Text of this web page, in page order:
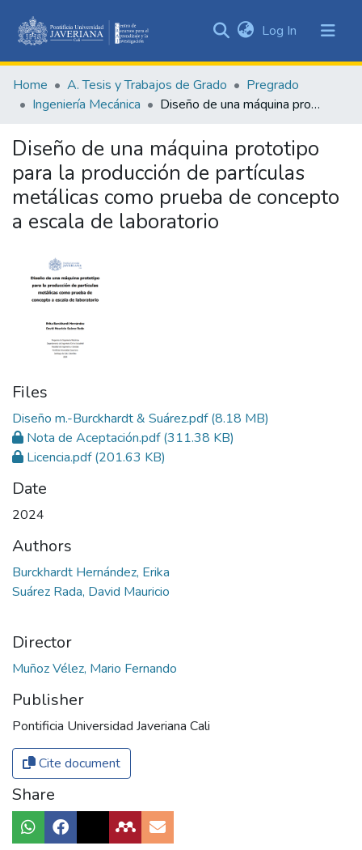
&
Collections
Statistics
Log In (current)
Home A. Tesis y Trabajos de Grado
Pregrado
Ingeniería Mecánica
Diseño de una máquina prototipo para la producción de partículas metálicas como prueba de concepto a escala de laboratorio
Diseño de una máquina prototipo
para la producción de partículas
metálicas como prueba de concepto
a escala de laboratorio
Files
Diseño m.-Burckhardt & Suárez.pdf(8.18 MB)
Nota de Aceptación.pdf(311.38 KB)
Licencia.pdf(201.63 KB)
Date
2024
Authors
Burckhardt Hernández, Erika
Suárez Rada, David Mauricio
Director
Muñoz Vélez, Mario Fernando
Publisher
Pontificia Universidad Javeriana Cali
Cite document
Share